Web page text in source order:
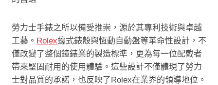
勞力士手錶之所以備受推崇，源於其專利技術與卓越
工藝。 Rolex蠔式錶殼與恆動自動盤等革命性設計，不
僅改變了整個鐘錶業的製造標準，更為每一位配戴者
帶來堅固耐用的使用體驗。這些設計不僅體現了勞力
士對品質的承諾，也反映了Rolex在業界的領導地位。